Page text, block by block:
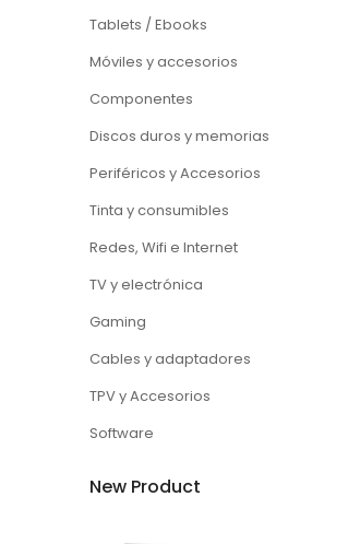
Tablets / Ebooks
Móviles y accesorios
Componentes
Discos duros y memorias
Periféricos y Accesorios
Tinta y consumibles
Redes, Wifi e Internet
TV y electrónica
Gaming
Cables y adaptadores
TPV y Accesorios
Software
New Product